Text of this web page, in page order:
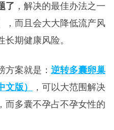
了 ，解决的最佳办法之一
，而且会大大降低流产风
期健康风险。
方案就是： 逆转多囊卵巢
版）
，可以大范围解决
而多囊不孕占不孕女性的